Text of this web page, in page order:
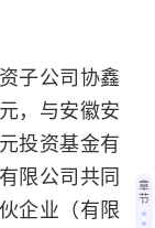
子公司协鑫
，与安徽安
投资基金有
限公司共同
企业（有限
章
节